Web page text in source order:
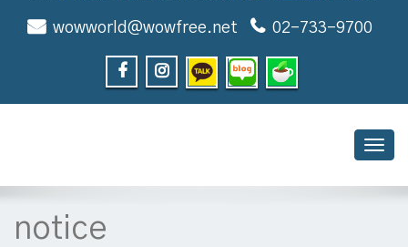
wowworld@wowfree.net 02-733-9700
notice